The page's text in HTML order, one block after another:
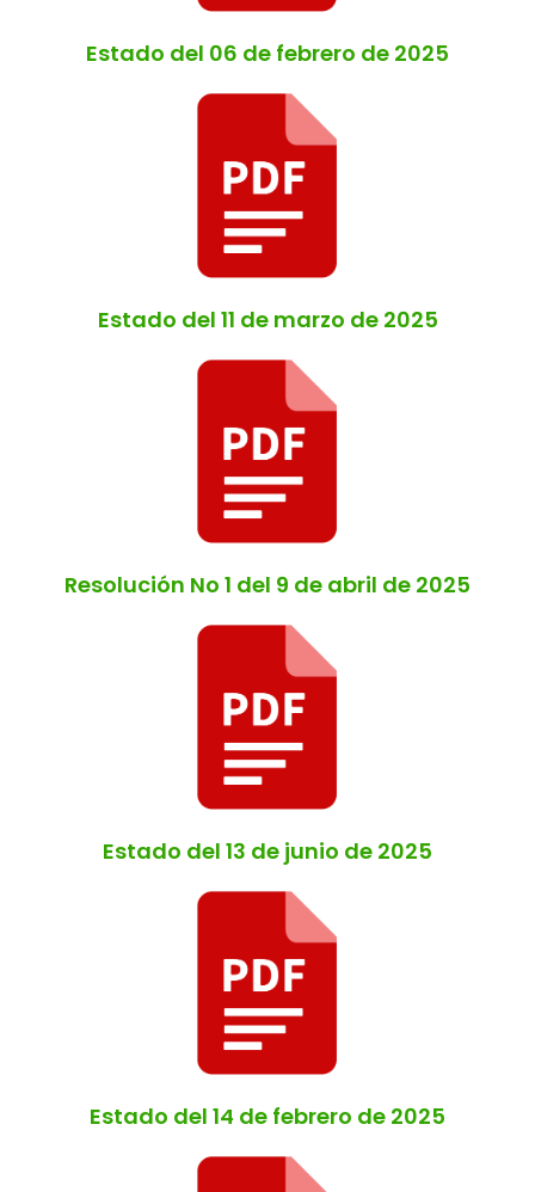
Estado del 06 de febrero de 2025
Estado del 11 de marzo de 2025
Resolución No 1 del 9 de abril de 2025
Estado del 13 de junio de 2025
Estado del 14 de febrero de 2025